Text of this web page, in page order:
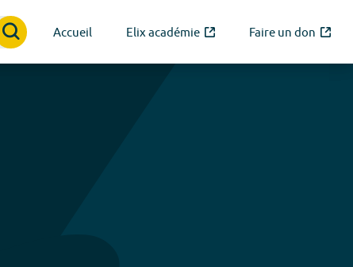
Accueil Elix académie Faire un don